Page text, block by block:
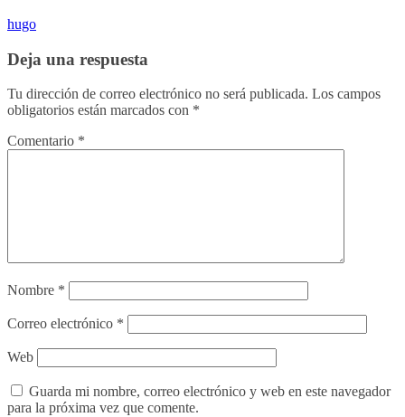
hugo
Deja una respuesta
Tu dirección de correo electrónico no será publicada. Los campos
obligatorios están marcados con *
Comentario *
Nombre *
Correo electrónico *
Web
Guarda mi nombre, correo electrónico y web en este navegador
para la próxima vez que comente.